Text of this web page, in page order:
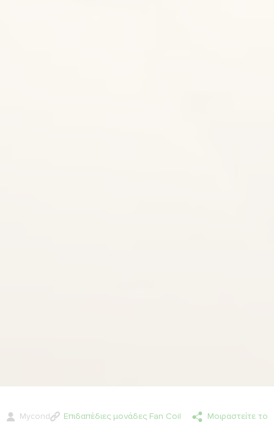
Mycond Επιδαπέδιες μονάδες Fan Coil Μοιραστείτε το